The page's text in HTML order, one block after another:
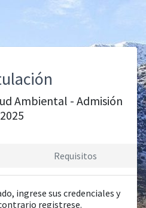
Ambiental - Admisión
2025
Requisitos
ingrese sus credenciales y
registrese.